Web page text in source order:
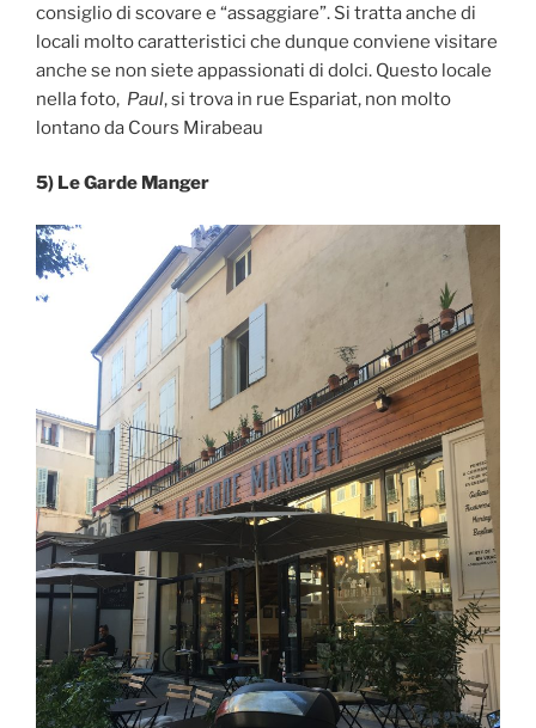
consiglio di scovare e “assaggiare”. Si tratta anche di
locali molto caratteristici che dunque conviene visitare
anche se non siete appassionati di dolci. Questo locale
nella foto, Paul, si trova in rue Espariat, non molto
lontano da Cours Mirabeau
5) Le Garde Manger